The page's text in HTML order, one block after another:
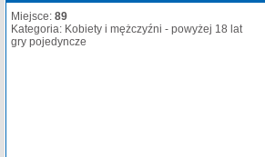
Miejsce: 89
Kategoria: Kobiety i mężczyźni - powyżej 18 lat
gry pojedyncze